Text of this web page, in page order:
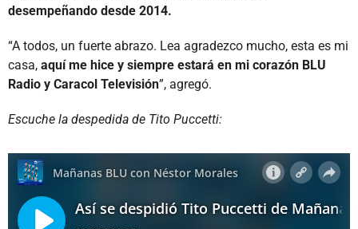
desempeñando desde 2014.
“A todos, un fuerte abrazo. Lea agradezco mucho, esta es mi
casa, aquí me hice y siempre estará en mi corazón BLU
Radio y Caracol Televisión”, agregó.
Escuche la despedida de Tito Puccetti: